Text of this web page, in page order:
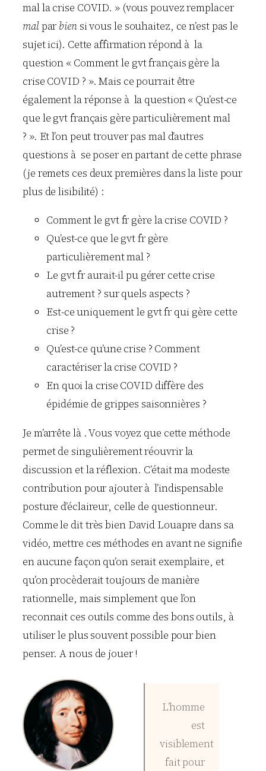
mal la crise COVID. » (vous pouvez remplacer
malpar biensi vous le souhaitez, ce n’est pas le
sujet ici). Cette affirmation répond à la
question « Comment le gvt français gère la
crise COVID ? ». Mais ce pourrait être
également la réponse à la question « Qu’est-ce
que le gvt français gère particulièrement mal
? ». Et l’on peut trouver pas mal d’autres
questions à se poser en partant de cette phrase
(je remets ces deux premières dans la liste pour
plus de lisibilité) :
Comment le gvt fr gère la crise COVID ?
Qu’est-ce que le gvt fr gère
particulièrement mal ?
Le gvt fr aurait-il pu gérer cette crise
autrement ? sur quels aspects ?
Est-ce uniquement le gvt fr qui gère cette
crise ?
Qu’est-ce qu’une crise ? Comment
caractériser la crise COVID ?
En quoi la crise COVID diffère des
épidémie de grippes saisonnières ?
Je m’arrête là . Vous voyez que cette méthode
permet de singulièrement réouvrir la
discussion et la réflexion. C’était ma modeste
contribution pour ajouter à l’indispensable
posture d’éclaireur, celle de questionneur.
Comme le dit très bien David Louapre dans sa
vidéo, mettre ces méthodes en avant ne signifie
en aucune façon qu’on serait exemplaire, et
qu’on procèderait toujours de manière
rationnelle, mais simplement que l’on
reconnait ces outils comme des bons outils, à
utiliser le plus souvent possible pour bien
penser. A nous de jouer !
L’homme
est
visiblement
fait pour